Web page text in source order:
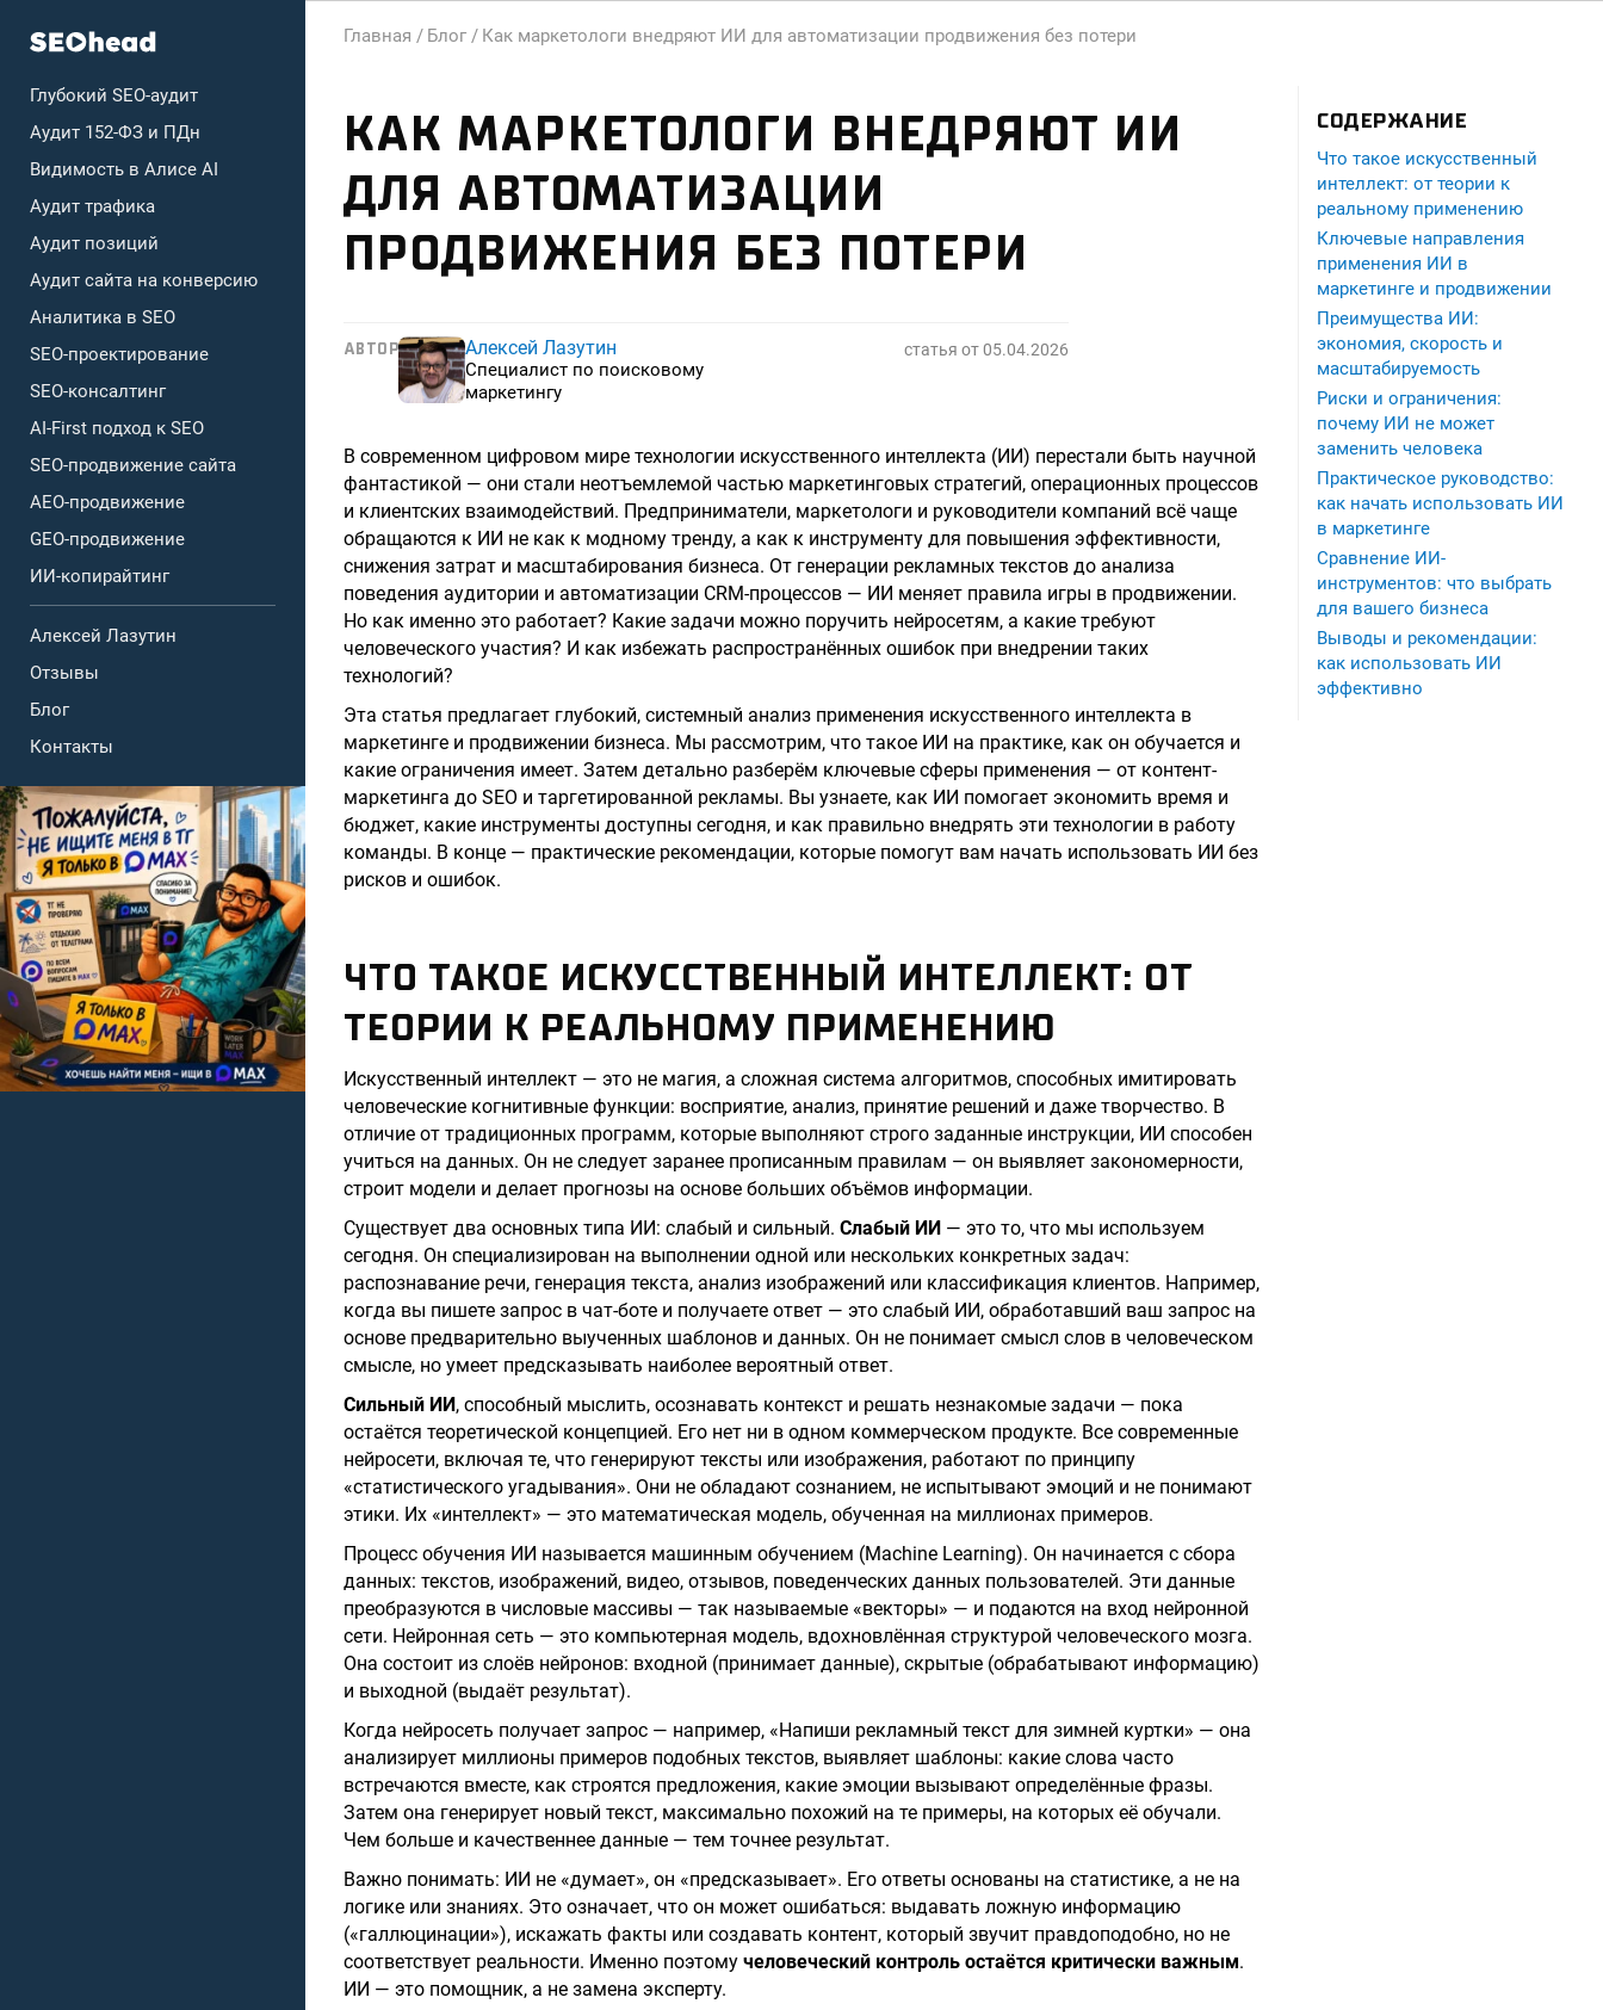
Глубокий SEO-аудит
Аудит 152-ФЗ и ПДн
Видимость в Алисе AI
Аудит трафика
Аудит позиций
Аудит сайта на конверсию
Аналитика в SEO
SEO-проектирование
SEO-консалтинг
AI-First подход к SEO
SEO-продвижение сайта
AEO-продвижение
GEO-продвижение
ИИ-копирайтинг
Алексей Лазутин
Отзывы
Блог
Контакты
Главная / Блог / Как маркетологи внедряют ИИ для автоматизации продвижения без потери
КАК МАРКЕТОЛОГИ ВНЕДРЯЮТ ИИ
ДЛЯ АВТОМАТИЗАЦИИ
ПРОДВИЖЕНИЯ БЕЗ ПОТЕРИ
АВТОР статья от05.04.2026
Алексей Лазутин
Специалист по поисковому
маркетингу
В современном цифровом мире технологии искусственного интеллекта (ИИ) перестали быть научной
фантастикой — они стали неотъемлемой частью маркетинговых стратегий, операционных процессов
и клиентских взаимодействий. Предприниматели, маркетологи и руководители компаний всё чаще
обращаются к ИИ не как к модному тренду, а как к инструменту для повышения эффективности,
снижения затрат и масштабирования бизнеса. От генерации рекламных текстов до анализа
поведения аудитории и автоматизации CRM-процессов — ИИ меняет правила игры в продвижении.
Но как именно это работает? Какие задачи можно поручить нейросетям, а какие требуют
человеческого участия? И как избежать распространённых ошибок при внедрении таких
технологий?
Эта статья предлагает глубокий, системный анализ применения искусственного интеллекта в
маркетинге и продвижении бизнеса. Мы рассмотрим, что такое ИИ на практике, как он обучается и
какие ограничения имеет. Затем детально разберём ключевые сферы применения — от контент-
маркетинга до SEO и таргетированной рекламы. Вы узнаете, как ИИ помогает экономить время и
бюджет, какие инструменты доступны сегодня, и как правильно внедрять эти технологии в работу
команды. В конце — практические рекомендации, которые помогут вам начать использовать ИИ без
рисков и ошибок.
ЧТО ТАКОЕ ИСКУССТВЕННЫЙ ИНТЕЛЛЕКТ: ОТ
ТЕОРИИ К РЕАЛЬНОМУ ПРИМЕНЕНИЮ
Искусственный интеллект — это не магия, а сложная система алгоритмов, способных имитировать
человеческие когнитивные функции: восприятие, анализ, принятие решений и даже творчество. В
отличие от традиционных программ, которые выполняют строго заданные инструкции, ИИ способен
учиться на данных. Он не следует заранее прописанным правилам — он выявляет закономерности,
строит модели и делает прогнозы на основе больших объёмов информации.
Существует два основных типа ИИ: слабый и сильный. Слабый ИИ — это то, что мы используем
сегодня. Он специализирован на выполнении одной или нескольких конкретных задач:
распознавание речи, генерация текста, анализ изображений или классификация клиентов. Например,
когда вы пишете запрос в чат-боте и получаете ответ — это слабый ИИ, обработавший ваш запрос на
основе предварительно выученных шаблонов и данных. Он не понимает смысл слов в человеческом
смысле, но умеет предсказывать наиболее вероятный ответ.
Сильный ИИ, способный мыслить, осознавать контекст и решать незнакомые задачи — пока
остаётся теоретической концепцией. Его нет ни в одном коммерческом продукте. Все современные
нейросети, включая те, что генерируют тексты или изображения, работают по принципу
«статистического угадывания». Они не обладают сознанием, не испытывают эмоций и не понимают
этики. Их «интеллект» — это математическая модель, обученная на миллионах примеров.
Процесс обучения ИИ называется машинным обучением (Machine Learning). Он начинается с сбора
данных: текстов, изображений, видео, отзывов, поведенческих данных пользователей. Эти данные
преобразуются в числовые массивы — так называемые «векторы» — и подаются на вход нейронной
сети. Нейронная сеть — это компьютерная модель, вдохновлённая структурой человеческого мозга.
Она состоит из слоёв нейронов: входной (принимает данные), скрытые (обрабатывают информацию)
и выходной (выдаёт результат).
Когда нейросеть получает запрос — например, «Напиши рекламный текст для зимней куртки» — она
анализирует миллионы примеров подобных текстов, выявляет шаблоны: какие слова часто
встречаются вместе, как строятся предложения, какие эмоции вызывают определённые фразы.
Затем она генерирует новый текст, максимально похожий на те примеры, на которых её обучали.
Чем больше и качественнее данные — тем точнее результат.
Важно понимать: ИИ не «думает», он «предсказывает». Его ответы основаны на статистике, а не на
логике или знаниях. Это означает, что он может ошибаться: выдавать ложную информацию
(«галлюцинации»), искажать факты или создавать контент, который звучит правдоподобно, но не
соответствует реальности. Именно поэтому человеческий контроль остаётся критически важным.
ИИ — это помощник, а не замена эксперту.
СОДЕРЖАНИЕ
Что такое искусственный
интеллект: от теории к
реальному применению
Ключевые направления
применения ИИ в
маркетинге и продвижении
Преимущества ИИ:
экономия, скорость и
масштабируемость
Риски и ограничения:
почему ИИ не может
заменить человека
Практическое руководство:
как начать использовать ИИ
в маркетинге
Сравнение ИИ-
инструментов: что выбрать
для вашего бизнеса
Выводы и рекомендации:
как использовать ИИ
эффективно